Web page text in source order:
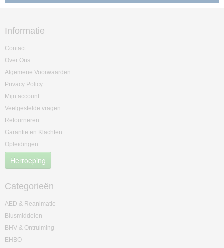
Informatie
Contact
Over Ons
Algemene Voorwaarden
Privacy Policy
Mijn account
Veelgestelde vragen
Retourneren
Garantie en Klachten
Opleidingen
Herroeping
Categorieën
AED & Reanimatie
Blusmiddelen
BHV & Ontruiming
EHBO